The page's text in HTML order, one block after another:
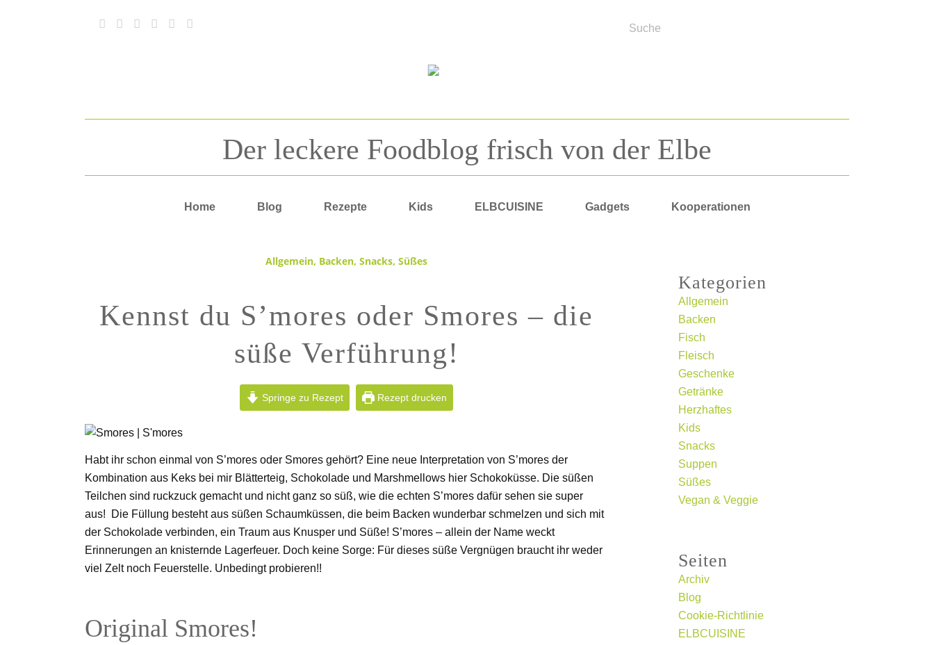
Der leckere Foodblog frisch von der Elbe
Home Blog Rezepte Kids ELBCUISINE Gadgets Kooperationen
Allgemein, Backen, Snacks, Süßes
Kennst du S’mores oder Smores – die
süße Verführung!
Springe zu Rezept Rezept drucken
Habt ihr schon einmal von S’mores oder Smores gehört? Eine neue Interpretation von S’mores der
Kombination aus Keks bei mir Blätterteig, Schokolade und Marshmellows hier Schokoküsse. Die süßen
Teilchen sind ruckzuck gemacht und nicht ganz so süß, wie die echten S’mores dafür sehen sie super
aus! Die Füllung besteht aus süßen Schaumküssen, die beim Backen wunderbar schmelzen und sich mit
der Schokolade verbinden, ein Traum aus Knusper und Süße! S’mores – allein der Name weckt
Erinnerungen an knisternde Lagerfeuer. Doch keine Sorge: Für dieses süße Vergnügen braucht ihr weder
viel Zelt noch Feuerstelle. Unbedingt probieren!!
Original Smores!
Kategorien
Allgemein
Backen
Fisch
Fleisch
Geschenke
Getränke
Herzhaftes
Kids
Snacks
Suppen
Süßes
Vegan & Veggie
Seiten
Archiv
Blog
Cookie-Richtlinie
ELBCUISINE